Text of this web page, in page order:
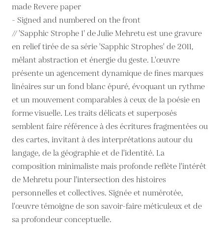
made Revere paper
- Signed and numbered on the front
// 'Sapphic Strophe 1' de Julie Mehretu est une gravure
en relief tirée de sa série 'Sapphic Strophes' de 2011,
mêlant abstraction et énergie du geste. L'œuvre
présente un agencement dynamique de fines marques
linéaires sur un fond blanc épuré, évoquant un rythme
et un mouvement comparables à ceux de la poésie en
forme visuelle. Les traits délicats et superposés
semblent faire référence à des écritures fragmentées ou
des cartes, invitant à des interprétations autour du
langage, de la géographie et de l'identité. La
composition minimaliste mais profonde reflète l'intérêt
de Mehretu pour l'intersection des histoires
personnelles et collectives. Signée et numérotée,
l'œuvre témoigne de son savoir-faire méticuleux et de
sa profondeur conceptuelle.